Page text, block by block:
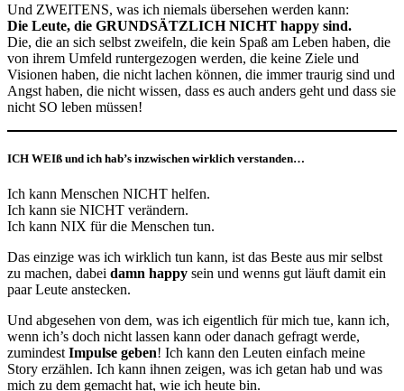
Und ZWEITENS, was ich niemals übersehen werden kann:
Die Leute, die GRUNDSÄTZLICH NICHT happy sind.
Die, die an sich selbst zweifeln, die kein Spaß am Leben haben, die
von ihrem Umfeld runtergezogen werden, die keine Ziele und
Visionen haben, die nicht lachen können, die immer traurig sind und
Angst haben, die nicht wissen, dass es auch anders geht und dass sie
nicht SO leben müssen!
ICH WEIß und ich hab’s inzwischen wirklich verstanden…
Ich kann Menschen NICHT helfen.
Ich kann sie NICHT verändern.
Ich kann NIX für die Menschen tun.
Das einzige was ich wirklich tun kann, ist das Beste aus mir selbst
zu machen, dabei damn happy sein und wenns gut läuft damit ein
paar Leute anstecken.
Und abgesehen von dem, was ich eigentlich für mich tue, kann ich,
wenn ich’s doch nicht lassen kann oder danach gefragt werde,
zumindest Impulse geben! Ich kann den Leuten einfach meine
Story erzählen. Ich kann ihnen zeigen, was ich getan hab und was
mich zu dem gemacht hat, wie ich heute bin.